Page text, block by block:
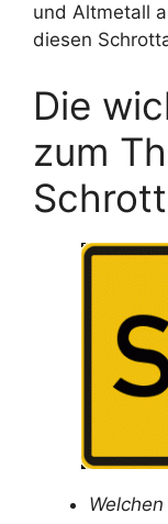
und Altmetall
diesen
Die
zum